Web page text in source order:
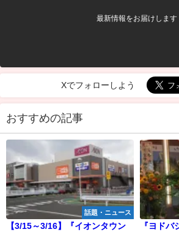
最新情報をお届けします
Xでフォローしよう
おすすめの記事
話題・ニュース
【3/15～3/16】『イオンタウン
『ヨドバ